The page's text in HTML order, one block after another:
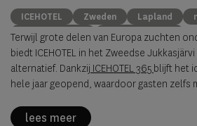
ICEHOTEL Zweden Lapland
summer travel
Arctische reizen
Terwijl grote delen van Europa zuchten
biedt ICEHOTEL in het Zweedse
alternatief. Dankzij ICEHOTEL 365 blijft het
hele jaar geopend, waardoor gasten zelfs
lees meer